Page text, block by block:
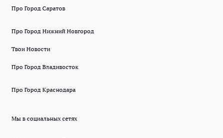
Про Город Саратов
Про Город Нижний Новгород
Твои Новости
Про Город Владивосток
Про Город Краснодара
Мы в социальных сетях